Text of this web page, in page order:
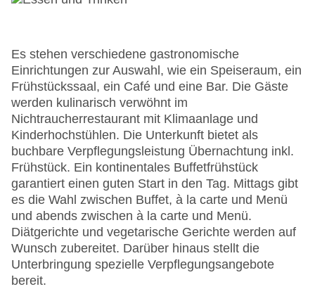
Garten: ohne Gebühr
Hoteleröffnung: 2009
Hotelsafe
WLAN/WiFi im Hotel
Lift
Minimarkt
Anzahl der Konferenzräume: 1
Anzahl der Aufzüge: 1
Haustiere: gegen Gebühr
Zimmerservice
Gesamtanzahl der Stockwerke: 9
Gesamtanzahl der Zimmer: 209
Pools:Beheizter Außenpool, Indoor Pool, Outdoor
Pool, Liegen am Pool
Zahlungsarten: American Express, Diners Club,
Es stehen verschiedene gastronomische
Einrichtungen zur Auswahl, wie ein Speiseraum, ein
Frühstückssaal, ein Café und eine Bar. Die Gäste
werden kulinarisch verwöhnt im
Nichtraucherrestaurant mit Klimaanlage und
Kinderhochstühlen. Die Unterkunft bietet als
buchbare Verpflegungsleistung Übernachtung inkl.
Frühstück. Ein kontinentales Buffetfrühstück
garantiert einen guten Start in den Tag. Mittags gibt
es die Wahl zwischen Buffet, à la carte und Menü
und abends zwischen à la carte und Menü.
Diätgerichte und vegetarische Gerichte werden auf
Wunsch zubereitet. Darüber hinaus stellt die
Unterbringung spezielle Verpflegungsangebote
bereit.